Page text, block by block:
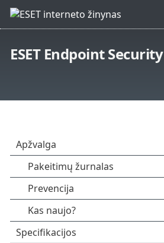
ESET Endpoint Security